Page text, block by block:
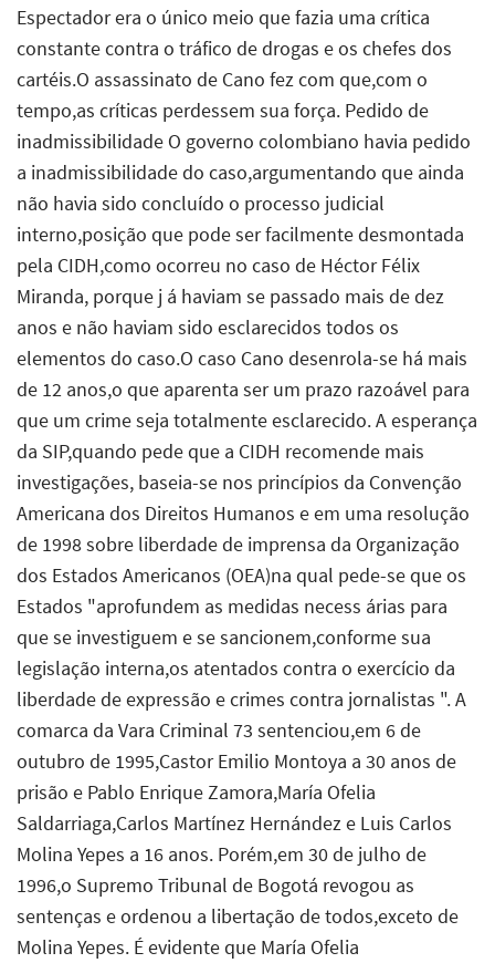
Espectador era o único meio que fazia uma crítica
constante contra o tráfico de drogas e os chefes dos
cartéis.O assassinato de Cano fez com que,com o
tempo,as críticas perdessem sua força. Pedido de
inadmissibilidade O governo colombiano havia pedido
a inadmissibilidade do caso,argumentando que ainda
não havia sido concluído o processo judicial
interno,posição que pode ser facilmente desmontada
pela CIDH,como ocorreu no caso de Héctor Félix
Miranda, porque j á haviam se passado mais de dez
anos e não haviam sido esclarecidos todos os
elementos do caso.O caso Cano desenrola-se há mais
de 12 anos,o que aparenta ser um prazo razoável para
que um crime seja totalmente esclarecido. A esperança
da SIP,quando pede que a CIDH recomende mais
investigações, baseia-se nos princípios da Convenção
Americana dos Direitos Humanos e em uma resolução
de 1998 sobre liberdade de imprensa da Organização
dos Estados Americanos (OEA)na qual pede-se que os
Estados "aprofundem as medidas necess árias para
que se investiguem e se sancionem,conforme sua
legislação interna,os atentados contra o exercício da
liberdade de expressão e crimes contra jornalistas ". A
comarca da Vara Criminal 73 sentenciou,em 6 de
outubro de 1995,Castor Emilio Montoya a 30 anos de
prisão e Pablo Enrique Zamora,María Ofelia
Saldarriaga,Carlos Martínez Hernández e Luis Carlos
Molina Yepes a 16 anos. Porém,em 30 de julho de
1996,o Supremo Tribunal de Bogotá revogou as
sentenças e ordenou a libertação de todos,exceto de
Molina Yepes. É evidente que María Ofelia